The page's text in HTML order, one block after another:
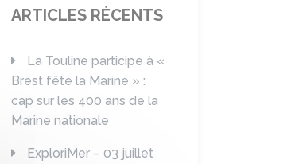
ARTICLES RÉCENTS
La Touline participe à «
Brest fête la Marine » :
cap sur les 400 ans de la
Marine nationale
ExploriMer – 03 juillet